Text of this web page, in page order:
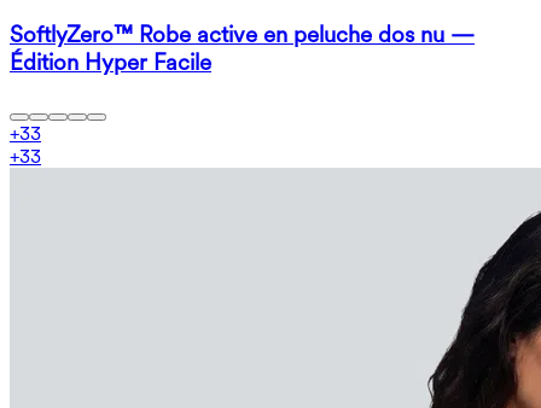
SoftlyZero™ Robe active en peluche dos nu —
Édition Hyper Facile
+33
+33